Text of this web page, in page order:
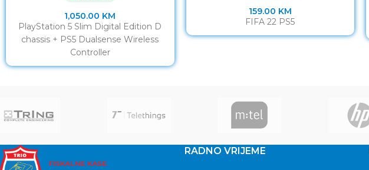
1,050.00 KM
PlayStation 5 Slim Digital Edition D
chassis + PS5 Dualsense Wireless
Controller
159.00 KM
FIFA 22 PS5
RADNO VRIJEME